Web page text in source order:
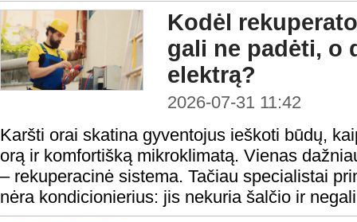
Kodėl
gali ne padėti, o
elektrą?
2026-07-31 11:42
Karšti orai skatina gyventojus ieškoti būdų,
orą ir komfortišką mikroklimatą. Vienas
– rekuperacinė sistema. Tačiau specialistai
nėra kondicionierius: jis nekuria šalčio ir